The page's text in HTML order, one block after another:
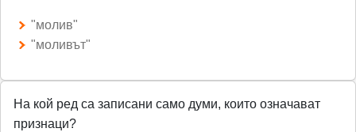
"молив"
"моливът"
На кой ред са записани само думи, които означават
признаци?